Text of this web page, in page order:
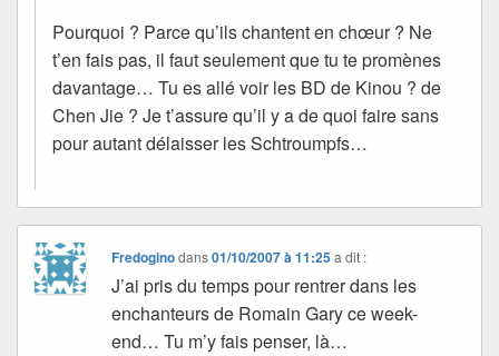
Pourquoi ? Parce qu’ils chantent en chœur ? Ne
t’en fais pas, il faut seulement que tu te promènes
davantage… Tu es allé voir les BD de Kinou ? de
Chen Jie ? Je t’assure qu’il y a de quoi faire sans
pour autant délaisser les Schtroumpfs…
Fredoginodans01/10/2007 à 11:25 a dit :
J’ai pris du temps pour rentrer dans les
enchanteurs de Romain Gary ce week-
end… Tu m’y fais penser, là…